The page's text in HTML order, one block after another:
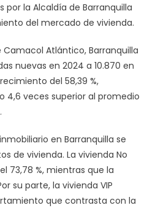
la Alcaldía de Barranquilla
del mercado de vivienda.
Atlántico, Barranquilla
nuevas en 2024 a 10.870 en
del 58,39 %,
4,6 veces superior al promedio
en Barranquilla se
de vivienda. La vivienda No
73,78 %, mientras que la
su parte, la vivienda VIP
que contrasta con la